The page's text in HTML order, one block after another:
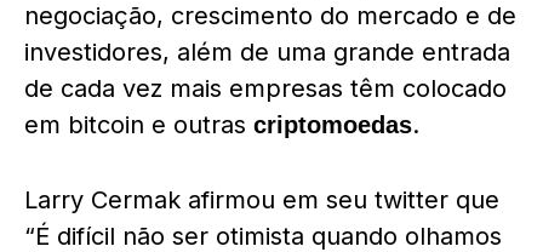
negociação, crescimento do mercado e de
investidores, além de uma grande entrada
de cada vez mais empresas têm colocado
em bitcoin e outras criptomoedas.
Larry Cermak afirmou em seu twitter que
“É difícil não ser otimista quando olhamos